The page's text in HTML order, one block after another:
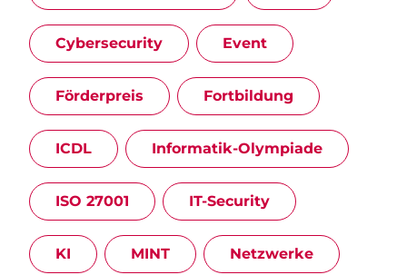
Cybersecurity Event
Förderpreis Fortbildung
ICDL Informatik-Olympiade
ISO 27001 IT-Security
KI MINT Netzwerke